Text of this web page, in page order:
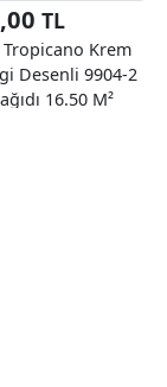
TL
Krem
Desenli 9904-2
16.50 M²